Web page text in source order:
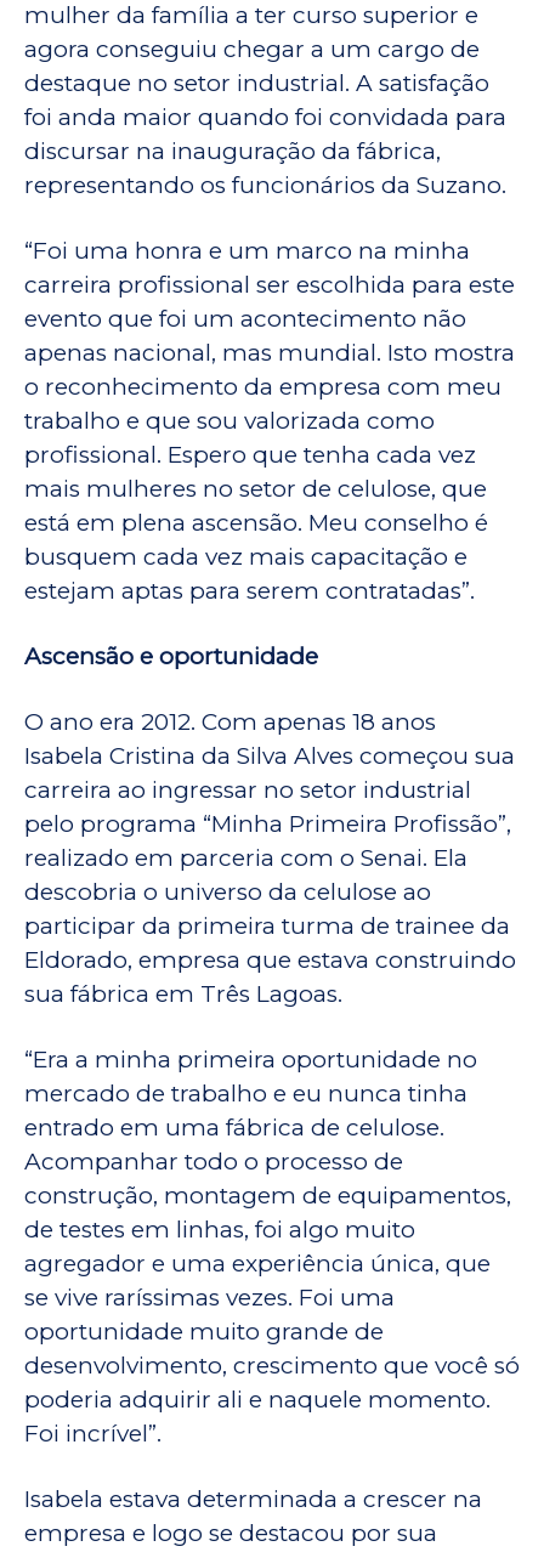
mulher da família a ter curso superior e
agora conseguiu chegar a um cargo de
destaque no setor industrial. A satisfação
foi anda maior quando foi convidada para
discursar na inauguração da fábrica,
representando os funcionários da Suzano.
“Foi uma honra e um marco na minha
carreira profissional ser escolhida para este
evento que foi um acontecimento não
apenas nacional, mas mundial. Isto mostra
o reconhecimento da empresa com meu
trabalho e que sou valorizada como
profissional. Espero que tenha cada vez
mais mulheres no setor de celulose, que
está em plena ascensão. Meu conselho é
busquem cada vez mais capacitação e
estejam aptas para serem contratadas”.
Ascensão e oportunidade
O ano era 2012. Com apenas 18 anos
Isabela Cristina da Silva Alves começou sua
carreira ao ingressar no setor industrial
pelo programa “Minha Primeira Profissão”,
realizado em parceria com o Senai. Ela
descobria o universo da celulose ao
participar da primeira turma de trainee da
Eldorado, empresa que estava construindo
sua fábrica em Três Lagoas.
“Era a minha primeira oportunidade no
mercado de trabalho e eu nunca tinha
entrado em uma fábrica de celulose.
Acompanhar todo o processo de
construção, montagem de equipamentos,
de testes em linhas, foi algo muito
agregador e uma experiência única, que
se vive raríssimas vezes. Foi uma
oportunidade muito grande de
desenvolvimento, crescimento que você só
poderia adquirir ali e naquele momento.
Foi incrível”.
Isabela estava determinada a crescer na
empresa e logo se destacou por sua